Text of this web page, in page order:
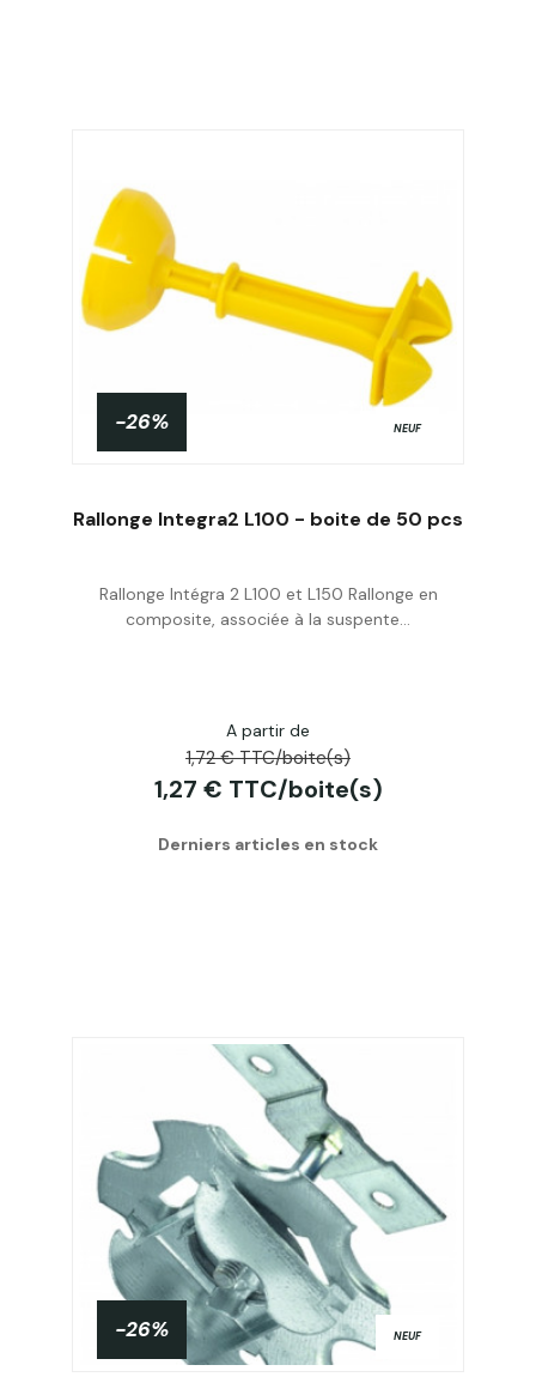
Acheter
-26% NEUF
Rallonge Integra2 L100 - boite de 50 pcs
Rallonge Intégra 2 L100 et L150 Rallonge en
composite, associée à la suspente...
A partir de
1,72 € TTC/boite(s)
1,27 € TTC/boite(s)
Derniers articles en stock
-26% NEUF